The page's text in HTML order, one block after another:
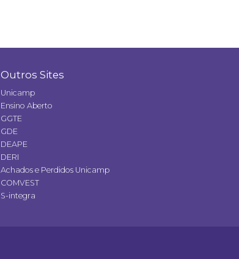
Outros Sites
Unicamp
Ensino Aberto
GGTE
GDE
DEAPE
DERI
Achados e Perdidos Unicamp
COMVEST
S-integra